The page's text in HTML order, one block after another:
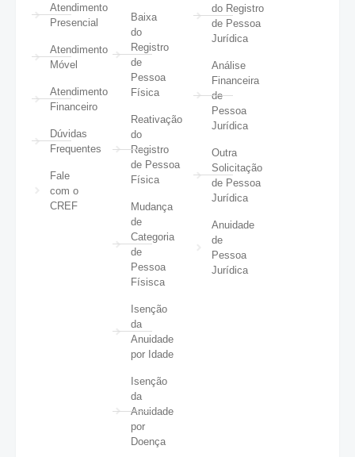
Atendimento
Presencial
Atendimento
Móvel
Atendimento
Financeiro
Dúvidas
Frequentes
Fale
com o
CREF
Baixa
do
Registro
de
Pessoa
Física
Reativação
do
Registro
de Pessoa
Física
Mudança
de
Categoria
de
Pessoa
Físisca
Isenção
da
Anuidade
por Idade
Isenção
da
Anuidade
por
Doença
do Registro
de Pessoa
Jurídica
Análise
Financeira
de
Pessoa
Jurídica
Outra
Solicitação
de Pessoa
Jurídica
Anuidade
de
Pessoa
Jurídica